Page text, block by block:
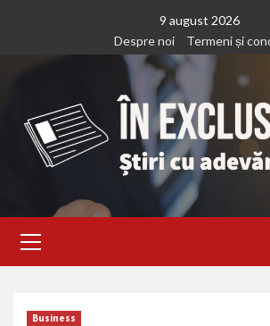
9 august 2026
Despre noi
Termeni și
Menu
Business